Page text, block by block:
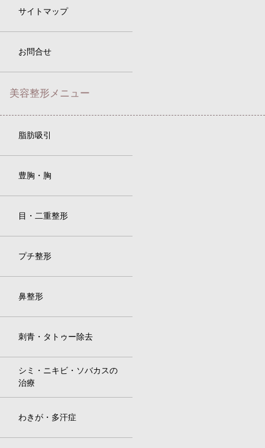
サイトマップ
お問合せ
美容整形メニュー
脂肪吸引
豊胸・胸
目・二重整形
プチ整形
鼻整形
刺青・タトゥー除去
シミ・ニキビ・ソバカスの
治療
わきが・多汗症